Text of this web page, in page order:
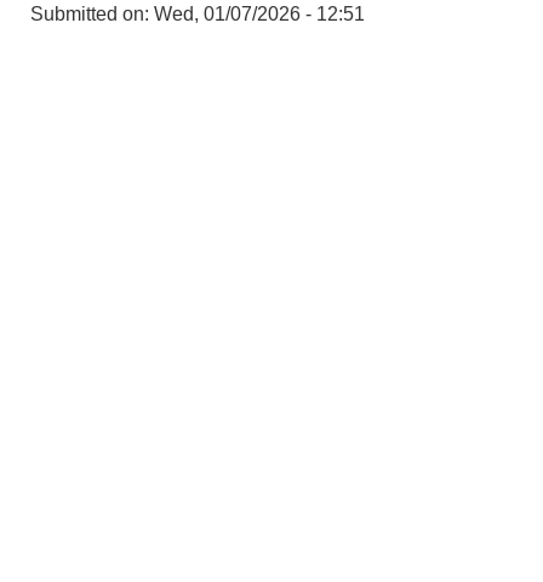
Submitted on: Wed, 01/07/2026 - 12:51